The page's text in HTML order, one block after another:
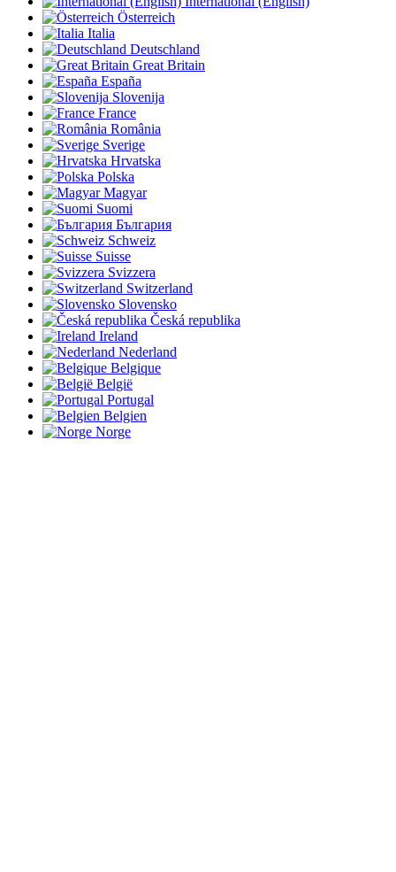
Österreich
Italia
Deutschland
Great Britain
España
Slovenija
France
România
Sverige
Hrvatska
Polska
Magyar
Suomi
България
Schweiz
Suisse
Svizzera
Switzerland
Slovensko
Česká republika
Ireland
Nederland
Belgique
België
Portugal
Belgien
Norge